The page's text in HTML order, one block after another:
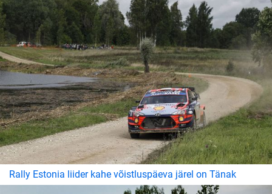
Rally Estonia liider kahe võistluspäeva järel on Tänak